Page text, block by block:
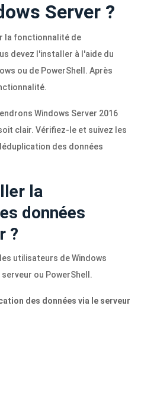
Server ?
la fonctionnalité de
devez l'installer à l'aide du
ou de PowerShell. Après
Windows Server 2016
clair. Vérifiez-le et suivez les
des données
la
données
?
utilisateurs de Windows
ou PowerShell.
des données via le serveur